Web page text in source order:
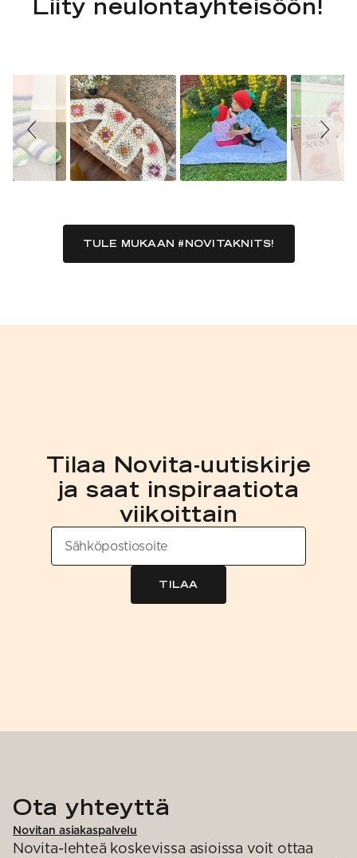
Liity neulontayhteisöön!
Slideshow
Slide
controls
TULE MUKAAN #NOVITAKNITS!
Tilaa Novita-uutiskirje
ja saat inspiraatiota
viikoittain
Sähköposti
TILAA
Ota yhteyttä
Novitan asiakaspalvelu
Novita-lehteä koskevissa asioissa voit ottaa